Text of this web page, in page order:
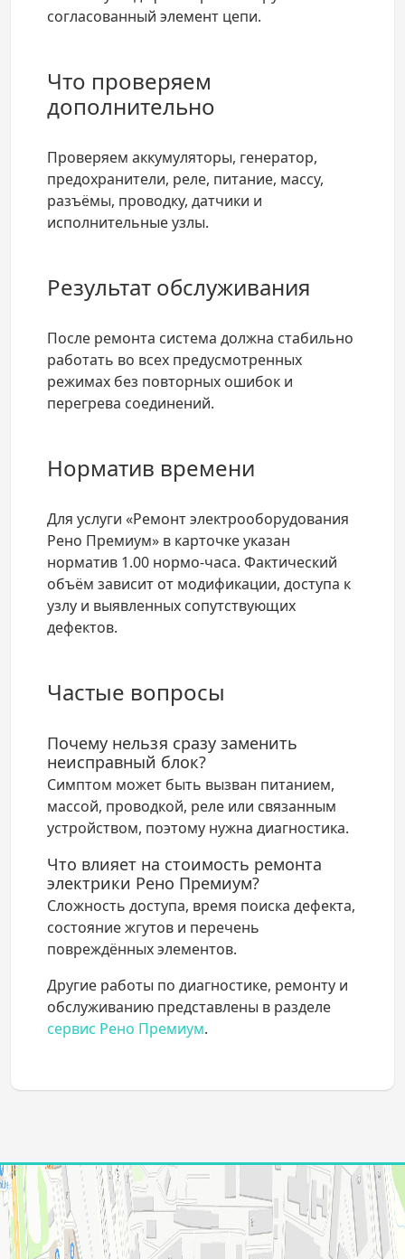
согласованный элемент цепи.
Что проверяем
дополнительно
Проверяем аккумуляторы, генератор,
предохранители, реле, питание, массу,
разъёмы, проводку, датчики и
исполнительные узлы.
Результат обслуживания
После ремонта система должна стабильно
работать во всех предусмотренных
режимах без повторных ошибок и
перегрева соединений.
Норматив времени
Для услуги «Ремонт электрооборудования
Рено Премиум» в карточке указан
норматив 1.00 нормо-часа. Фактический
объём зависит от модификации, доступа к
узлу и выявленных сопутствующих
дефектов.
Частые вопросы
Почему нельзя сразу заменить
неисправный блок?
Симптом может быть вызван питанием,
массой, проводкой, реле или связанным
устройством, поэтому нужна диагностика.
Что влияет на стоимость ремонта
электрики Рено Премиум?
Сложность доступа, время поиска дефекта,
состояние жгутов и перечень
повреждённых элементов.
Другие работы по диагностике, ремонту и
обслуживанию представлены в разделе
сервис Рено Премиум.